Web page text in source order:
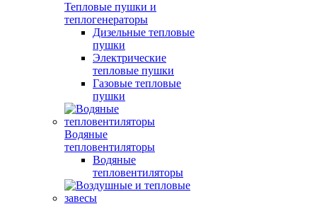
Тепловые пушки и
теплогенераторы
Дизельные тепловые
пушки
Электрические
тепловые пушки
Газовые тепловые
пушки
Водяные
тепловентиляторы
Водяные
тепловентиляторы